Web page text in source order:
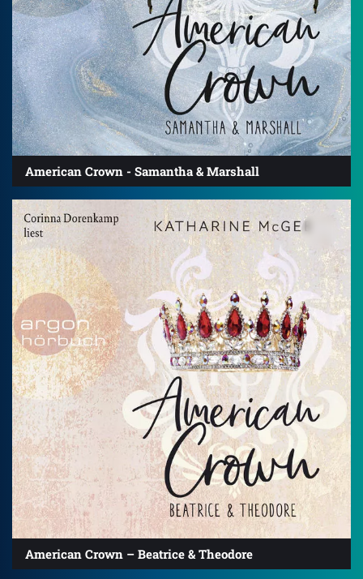
American Crown - Samantha & Marshall
American Crown – Beatrice & Theodore